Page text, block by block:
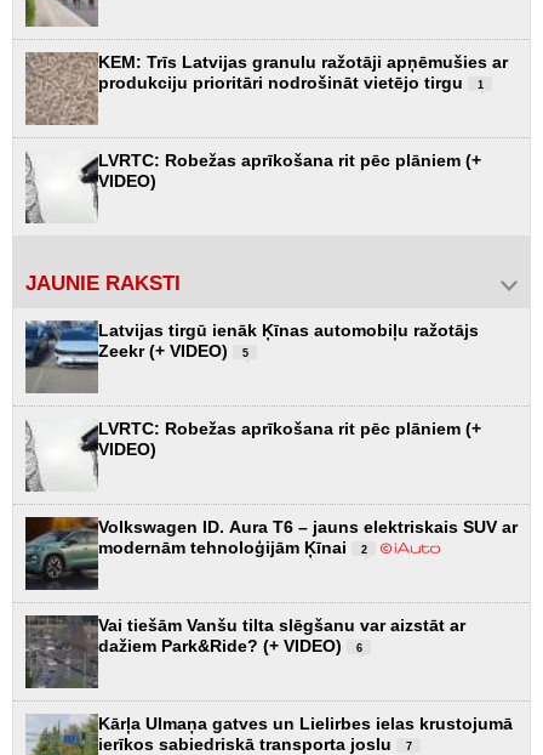
KEM: Trīs Latvijas granulu ražotāji apņēmušies ar
produkciju prioritāri nodrošināt vietējo tirgu
1
LVRTC: Robežas aprīkošana rit pēc plāniem (+
VIDEO)
JAUNIE RAKSTI
Latvijas tirgū ienāk Ķīnas automobiļu ražotājs
Zeekr (+ VIDEO)
5
LVRTC: Robežas aprīkošana rit pēc plāniem (+
VIDEO)
Volkswagen ID. Aura T6 – jauns elektriskais SUV ar
modernām tehnoloģijām Ķīnai
2
Vai tiešām Vanšu tilta slēgšanu var aizstāt ar
dažiem Park&Ride? (+ VIDEO)
6
Kārļa Ulmaņa gatves un Lielirbes ielas krustojumā
ierīkos sabiedriskā transporta joslu
7